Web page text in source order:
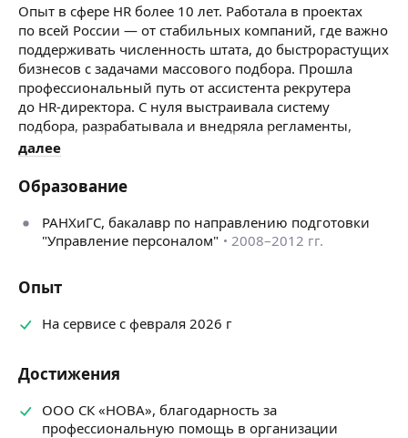
Опыт в сфере HR более 10 лет. Работала в проектах
по всей России — от стабильных компаний, где важно
поддерживать численность штата, до быстрорастущих
бизнесов с задачами массового подбора. Прошла
профессиональный путь от ассистента рекрутера
до HR-директора. С нуля выстраивала систему
подбора, разрабатывала и внедряла регламенты,
занималась адаптацией и удержанием сотрудников,
с собственниками бизнеса.
полезен не только внутри одной компании. Так
появилась моя частная практика в подборе персонала.
Каждую заявку я предварительно анализирую
что для гарантированного результата у меня
об этом открыто и сразу.
к логичному выводу: вакансии, с которыми
обращаются к частным HR-специалистам,
далее
Образование
РАНХиГС, бакалавр по направлению подготовки
"Управление персоналом"
2008–2012 гг.
Опыт
На сервисе с февраля 2026 г
Достижения
ООО СК «НОВА», благодарность за
профессиональную помощь в организации